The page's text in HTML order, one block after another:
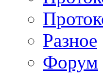
Разное
Форум